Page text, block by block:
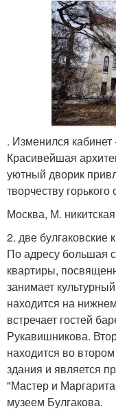
. Изменился кабинет
Красивейшая
уютный дворик
творчеству
Москва, М.
2. две
По адресу большая
квартиры,
занимает
находится на
встречает гостей
Рукавишникова.
находится во
здания и является
"Мастер и
музеем Булгакова.